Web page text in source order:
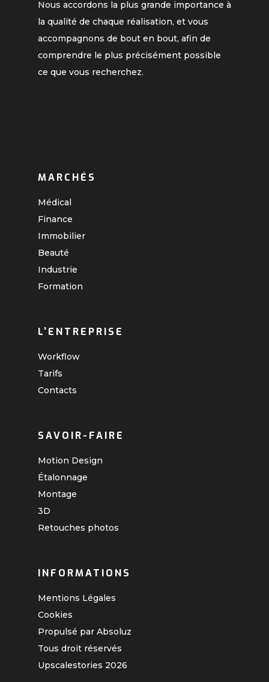
Nous accordons la plus grande importance à
la qualité de chaque réalisation, et vous
accompagnons de bout en bout, afin de
comprendre le plus précisément possible
ce que vous recherchez.
MARCHÉS
Médical
Finance
Immobilier
Beauté
Industrie
Formation
L'ENTREPRISE
Workflow
Tarifs
Contacts
SAVOIR-FAIRE
Motion Design
Étalonnage
Montage
3D
Retouches photos
INFORMATIONS
Mentions Légales
Cookies
Propulsé par Absoluz
Tous droit réservés
Upscalestories 2026